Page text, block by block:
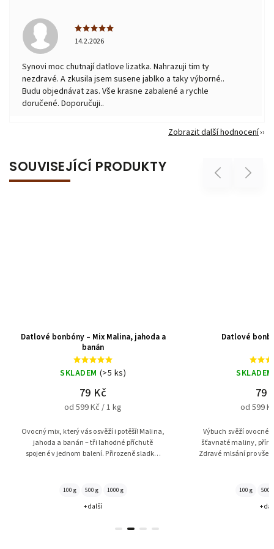
14.2.2026
Synovi moc chutnají datlove lizatka. Nahrazuji tim ty
nezdravé. A zkusila jsem susene jablko a taky výborné..
Budu objednávat zas. Vše krasne zabalené a rychle
doručené. Doporučuji..
Zobrazit další hodnocení
SOUVISEJÍCÍ PRODUKTY Previous
Datlové bonbóny – Malina
SKLADEM
od 599 Kč / 1 kg
Výbuch svěží ovocné chuti! Sladké datle a
šťavnaté maliny, přírodní a plné vitamínů.
Zdravé mlsání pro všechny milovníky ovoce.
100 g 500 g
Šťavnaté
soustu!
ideální pro
Next